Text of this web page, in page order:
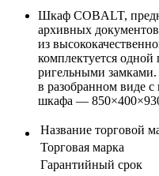
Шкаф COBALT,
архивных
из
комплектуется
ригельными замками.
в разобранном виде
шкафа —
Название торговой
Торговая марка
Гарантийный срок